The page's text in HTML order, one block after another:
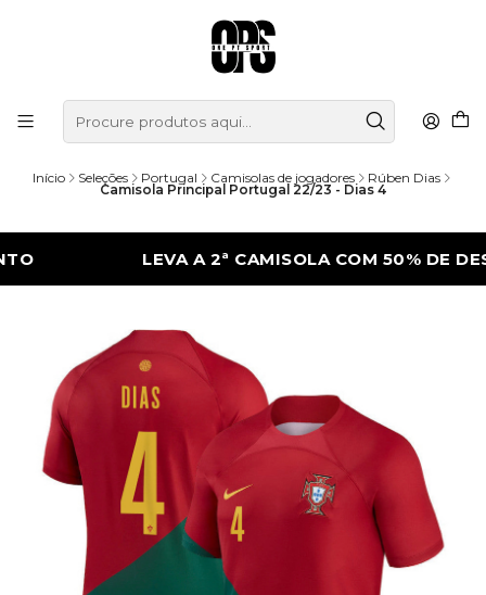
Início Seleções Portugal Camisolas de jogadores Rúben Dias
Camisola Principal Portugal 22/23 - Dias 4
LEVA A 2ª CAMISOLA COM 50% DE